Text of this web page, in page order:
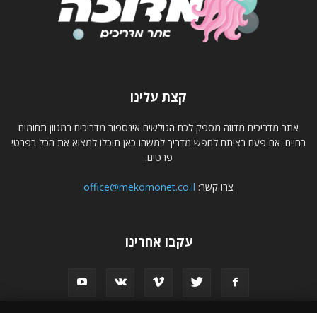
קצת עלינו
אתר מדריכים מדוזה מספק לכם הגולשים אינספור מדריכים במגוון תחומים
בחיים. אם פעם רציתם לחפש מדריך למשהו כאן תוכלו למצוא את הכל בפרטי
פרטים.
צרו קשר: office@mekomonet.co.il
עקבו אחרינו